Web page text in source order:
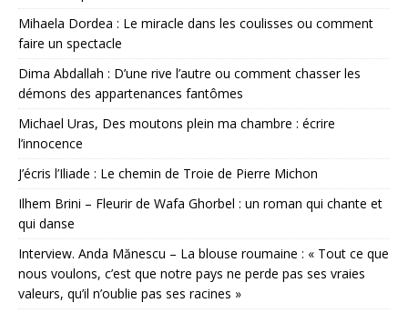
Mihaela Dordea : Le miracle dans les coulisses ou comment
faire un spectacle
Dima Abdallah : D’une rive l’autre ou comment chasser les
démons des appartenances fantômes
Michael Uras, Des moutons plein ma chambre : écrire
l’innocence
J’écris l’Iliade : Le chemin de Troie de Pierre Michon
Ilhem Brini – Fleurir de Wafa Ghorbel : un roman qui chante et
qui danse
Interview. Anda Mănescu – La blouse roumaine : « Tout ce que
nous voulons, c’est que notre pays ne perde pas ses vraies
valeurs, qu’il n’oublie pas ses racines »